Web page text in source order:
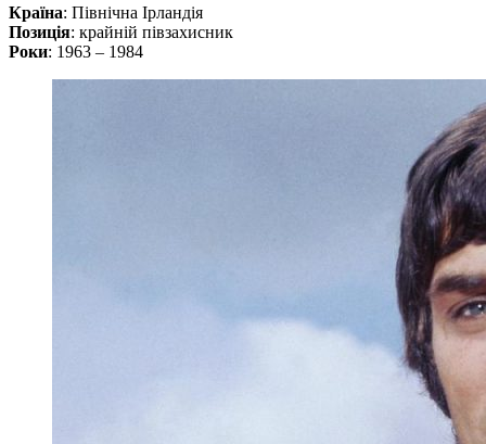
Країна: Північна Ірландія
Позиція: крайній півзахисник
Роки: 1963 – 1984